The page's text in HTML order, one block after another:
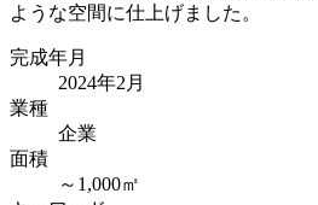
ような空間に仕上げました。
完成年月
2024年2月
業種
企業
面積
～1,000㎡